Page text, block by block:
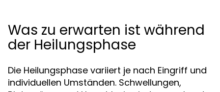
Was zu erwarten ist während
der Heilungsphase
Die Heilungsphase variiert je nach Eingriff und
individuellen Umständen. Schwellungen,